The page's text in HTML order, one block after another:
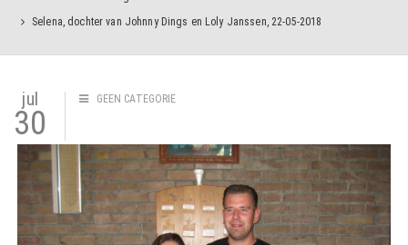
Selena, dochter van Johnny Dings en Loly Janssen, 22-05-2018
jul
30
GEEN CATEGORIE